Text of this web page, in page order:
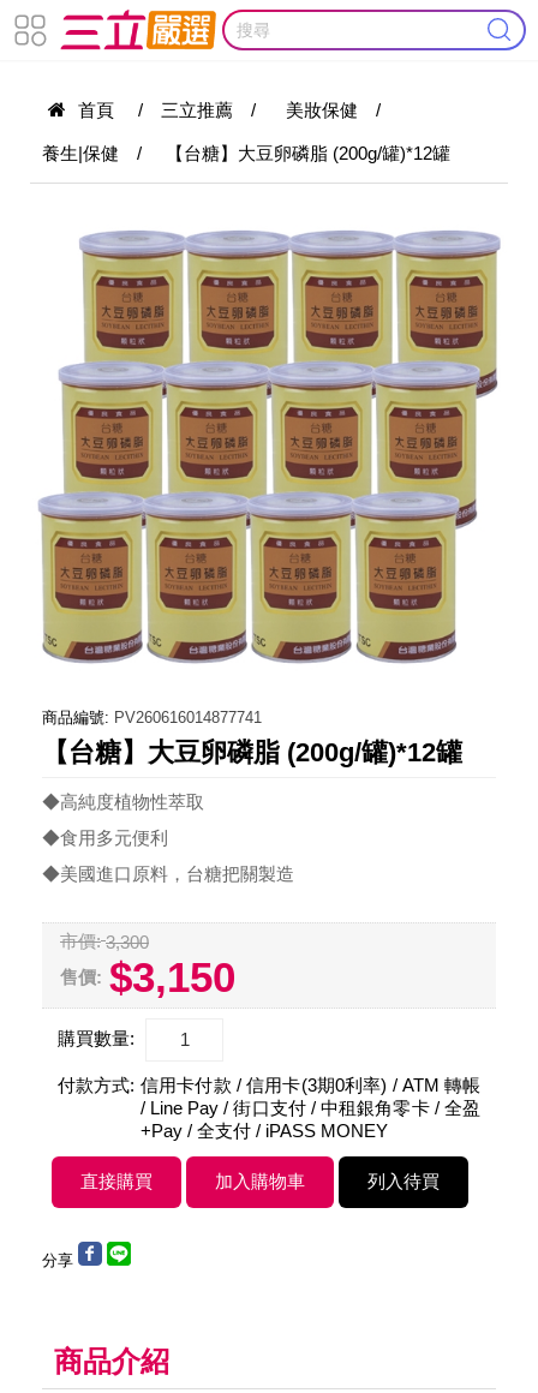
首頁 / 三立推薦 / 美妝保健 /
養生|保健 / 【台糖】大豆卵磷脂 (200g/罐)*12罐
商品編號: PV260616014877741
【台糖】大豆卵磷脂 (200g/罐)*12罐
◆高純度植物性萃取
◆食用多元便利
◆美國進口原料，台糖把關製造
市價: 3,300
售價: $3,150
購買數量:
付款方式: 信用卡付款 / 信用卡(3期0利率) / ATM 轉帳
/ Line Pay / 街口支付 / 中租銀角零卡 / 全盈
+Pay / 全支付 / iPASS MONEY
分享
商品介紹